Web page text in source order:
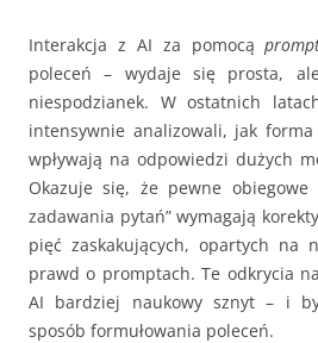
Interakcja z AI za pomocą
poleceń – wydaje się prosta,
niespodzianek. W ostatnich
intensywnie analizowali, jak
wpływają na odpowiedzi dużych
Okazuje się, że pewne obiegowe
zadawania pytań” wymagają
pięć zaskakujących, opartych na
prawd o promptach. Te odkrycia
AI bardziej naukowy sznyt – i
sposób formułowania poleceń.